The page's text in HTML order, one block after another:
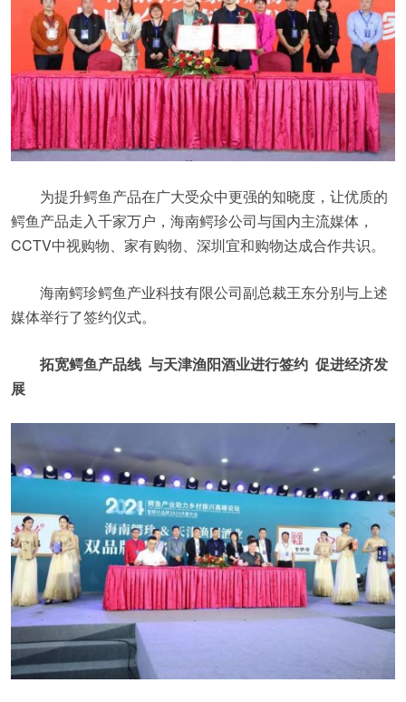
为提升鳄鱼产品在广大受众中更强的知晓度，让优质的
鳄鱼产品走入千家万户，海南鳄珍公司与国内主流媒体，
CCTV中视购物、家有购物、深圳宜和购物达成合作共识。
海南鳄珍鳄鱼产业科技有限公司副总裁王东分别与上述
媒体举行了签约仪式。
拓宽鳄鱼产品线 与天津渔阳酒业进行签约 促进经济发
展